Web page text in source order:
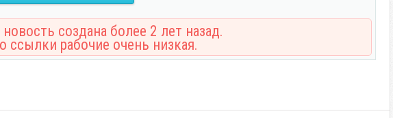
создана более 2 лет назад.
ссылки рабочие очень низкая.